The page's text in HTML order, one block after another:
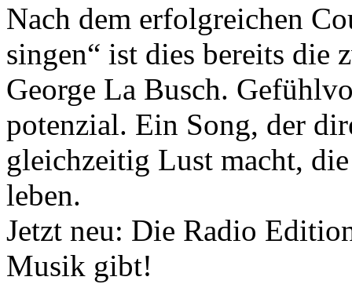
Nach dem erfolgreichen
singen“ ist dies bereits die
George La Busch.
potenzial. Ein Song, der
gleichzeitig Lust macht,
leben.
Jetzt neu: Die Radio
Musik gibt!